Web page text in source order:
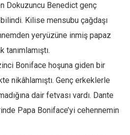
Dokuzuncu Benedict genç
Kilise mensubu çağdaşı
yeryüzüne inmiş papaz
tanımlamıştı.
Boniface hoşuna giden bir
nikâhlamıştı. Genç erkeklerle
dair fetvası vardı. Dante
Papa Boniface’yi cehennemin